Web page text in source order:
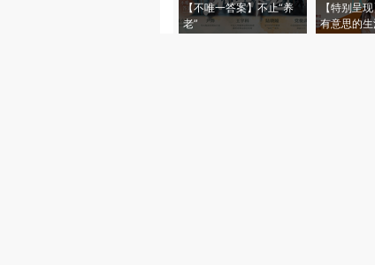
【不唯一答案】不止“养
老”
【特别呈
有意思的生